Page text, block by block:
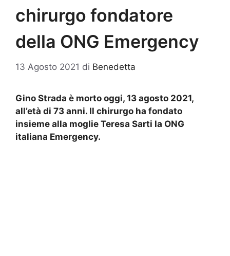
chirurgo fondatore
della ONG Emergency
13 Agosto 2021 di Benedetta
Gino Strada è morto oggi, 13 agosto 2021,
all’età di 73 anni. Il chirurgo ha fondato
insieme alla moglie Teresa Sarti la ONG
italiana Emergency.